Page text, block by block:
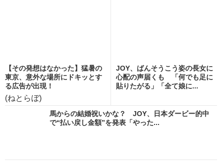
【その発想はなかった】猛暑の
東京、意外な場所にドキッとす
る広告が出現！
(ねとらぼ)
JOY、ばんそうこう姿の長女に
心配の声届くも 「何でも足に
貼りたがる」「全て娘に...
馬からの結婚祝いかな？ JOY、日本ダービー的中
で“払い戻し金額”を発表「やった...